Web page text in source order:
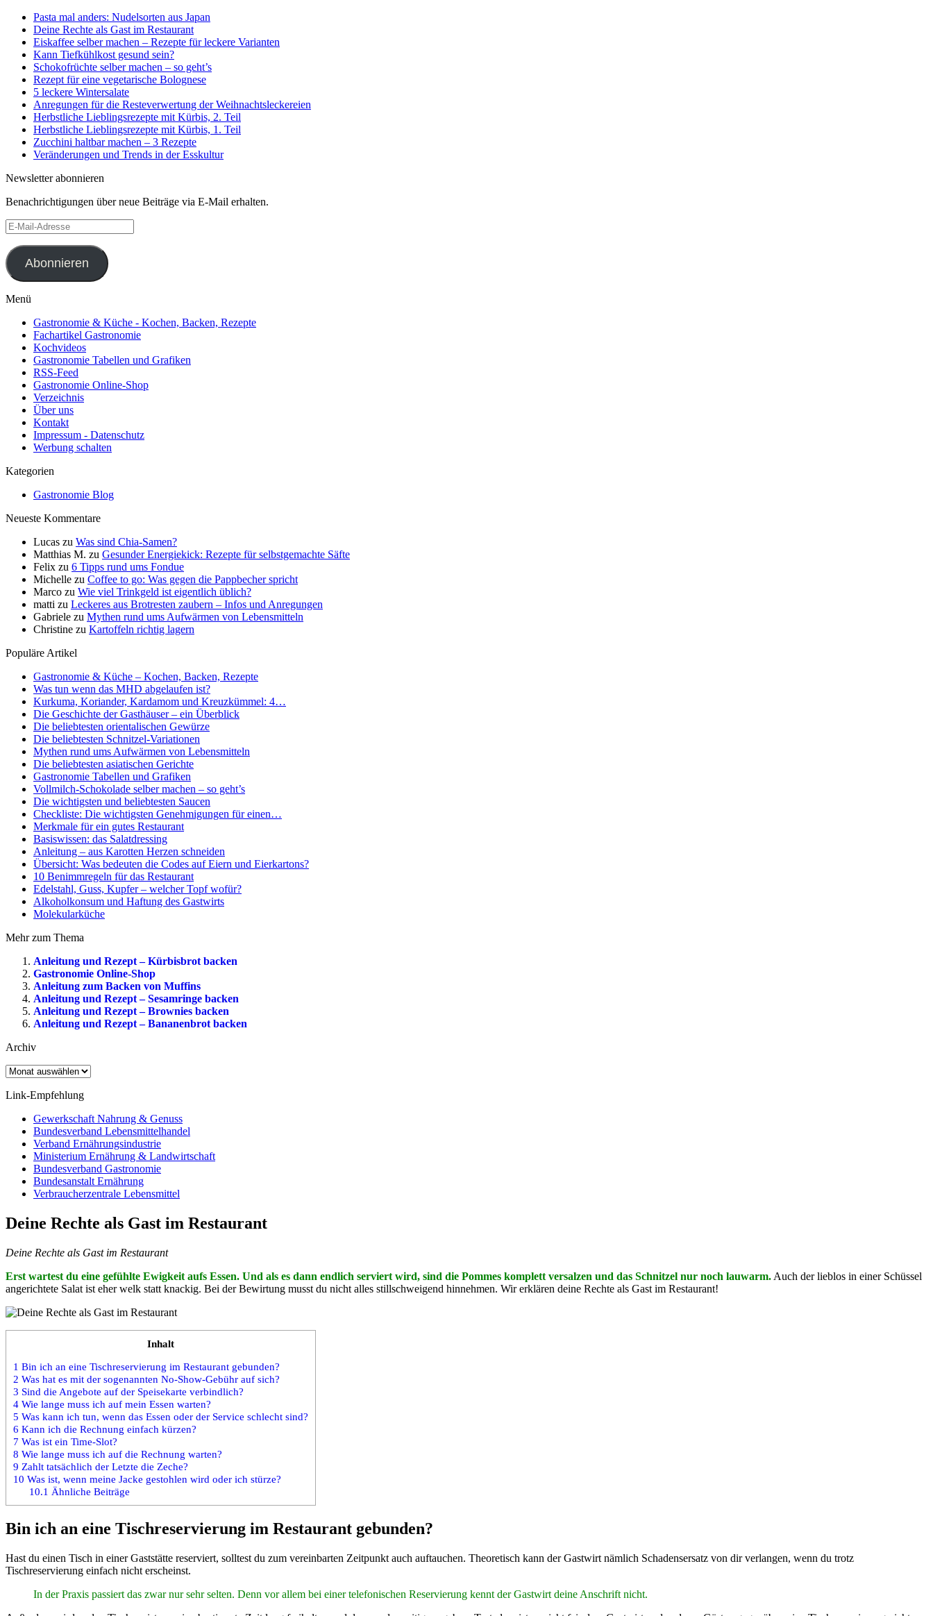
Pasta mal anders: Nudelsorten aus Japan
Deine Rechte als Gast im Restaurant
Eiskaffee selber machen – Rezepte für leckere Varianten
Kann Tiefkühlkost gesund sein?
Schokofrüchte selber machen – so geht’s
Rezept für eine vegetarische Bolognese
5 leckere Wintersalate
Anregungen für die Resteverwertung der Weihnachtsleckereien
Herbstliche Lieblingsrezepte mit Kürbis, 2. Teil
Herbstliche Lieblingsrezepte mit Kürbis, 1. Teil
Zucchini haltbar machen – 3 Rezepte
Veränderungen und Trends in der Esskultur
Newsletter abonnieren
Benachrichtigungen über neue Beiträge via E-Mail erhalten.
E-
Mail-
Adresse
Abonnieren
Menü
Gastronomie & Küche - Kochen, Backen, Rezepte
Fachartikel Gastronomie
Kochvideos
Gastronomie Tabellen und Grafiken
RSS-Feed
Gastronomie Online-Shop
Verzeichnis
Über uns
Kontakt
Impressum - Datenschutz
Werbung schalten
Kategorien
Gastronomie Blog
Neueste Kommentare
Lucas zu Was sind Chia-Samen?
Matthias M. zu Gesunder Energiekick: Rezepte für selbstgemachte Säfte
Felix zu 6 Tipps rund ums Fondue
Michelle zu Coffee to go: Was gegen die Pappbecher spricht
Marco zu Wie viel Trinkgeld ist eigentlich üblich?
matti zu Leckeres aus Brotresten zaubern – Infos und Anregungen
Gabriele zu Mythen rund ums Aufwärmen von Lebensmitteln
Christine zu Kartoffeln richtig lagern
Populäre Artikel
Gastronomie & Küche – Kochen, Backen, Rezepte
Was tun wenn das MHD abgelaufen ist?
Kurkuma, Koriander, Kardamom und Kreuzkümmel: 4…
Die Geschichte der Gasthäuser – ein Überblick
Die beliebtesten orientalischen Gewürze
Die beliebtesten Schnitzel-Variationen
Mythen rund ums Aufwärmen von Lebensmitteln
Die beliebtesten asiatischen Gerichte
Gastronomie Tabellen und Grafiken
Vollmilch-Schokolade selber machen – so geht’s
Die wichtigsten und beliebtesten Saucen
Checkliste: Die wichtigsten Genehmigungen für einen…
Merkmale für ein gutes Restaurant
Basiswissen: das Salatdressing
Anleitung – aus Karotten Herzen schneiden
Übersicht: Was bedeuten die Codes auf Eiern und Eierkartons?
10 Benimmregeln für das Restaurant
Edelstahl, Guss, Kupfer – welcher Topf wofür?
Alkoholkonsum und Haftung des Gastwirts
Molekularküche
Mehr zum Thema
Anleitung und Rezept – Kürbisbrot backen
Gastronomie Online-Shop
Anleitung zum Backen von Muffins
Anleitung und Rezept – Sesamringe backen
Anleitung und Rezept – Brownies backen
Anleitung und Rezept – Bananenbrot backen
Archiv
Archiv
Link-Empfehlung
Gewerkschaft Nahrung & Genuss
Bundesverband Lebensmittelhandel
Verband Ernährungsindustrie
Ministerium Ernährung & Landwirtschaft
Bundesverband Gastronomie
Bundesanstalt Ernährung
Verbraucherzentrale Lebensmittel
Deine Rechte als Gast im Restaurant
Deine Rechte als Gast im Restaurant
Erst wartest du eine gefühlte Ewigkeit aufs Essen. Und als es dann endlich serviert wird, sind die Pommes komplett versalzen und das Schnitzel nur noch lauwarm. Auch der lieblos in einer Schüssel
angerichtete Salat ist eher welk statt knackig. Bei der Bewirtung musst du nicht alles stillschweigend hinnehmen. Wir erklären deine Rechte als Gast im Restaurant!
Inhalt
1 Bin ich an eine Tischreservierung im Restaurant gebunden?
2 Was hat es mit der sogenannten No-Show-Gebühr auf sich?
3 Sind die Angebote auf der Speisekarte verbindlich?
4 Wie lange muss ich auf mein Essen warten?
5 Was kann ich tun, wenn das Essen oder der Service schlecht sind?
6 Kann ich die Rechnung einfach kürzen?
7 Was ist ein Time-Slot?
8 Wie lange muss ich auf die Rechnung warten?
9 Zahlt tatsächlich der Letzte die Zeche?
10 Was ist, wenn meine Jacke gestohlen wird oder ich stürze?
10.1 Ähnliche Beiträge
Bin ich an eine Tischreservierung im Restaurant gebunden?
Hast du einen Tisch in einer Gaststätte reserviert, solltest du zum vereinbarten Zeitpunkt auch auftauchen. Theoretisch kann der Gastwirt nämlich Schadensersatz von dir verlangen, wenn du trotz
Tischreservierung einfach nicht erscheinst.
In der Praxis passiert das zwar nur sehr selten. Denn vor allem bei einer telefonischen Reservierung kennt der Gastwirt deine Anschrift nicht.